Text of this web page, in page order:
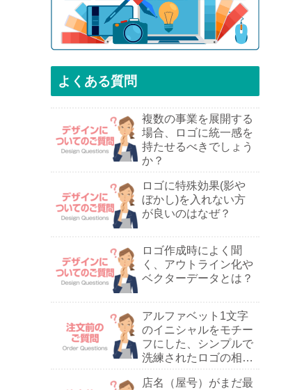
よくある質問
複数の事業を展開する
場合、ロゴに統一感を
持たせるべきでしょう
か？
ロゴに特殊効果(影や
ぼかし)を入れない方
が良いのはなぜ？
ロゴ作成時によく聞
く、アウトライン化や
ベクターデータとは？
アルファベット1文字
のイニシャルをモチー
フにした、シンプルで
洗練されたロゴの相談
店名（屋号）がまだ最